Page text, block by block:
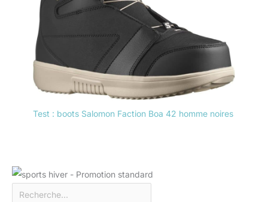
Test : boots Salomon Faction Boa 42 homme noires